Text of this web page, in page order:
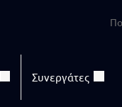
Συνεργάτες